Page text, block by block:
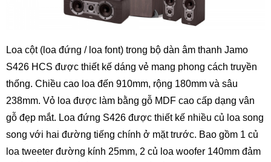
Loa cột (loa đứng / loa font) trong bộ dàn âm thanh Jamo
S426 HCS được thiết kế dáng vẻ mang phong cách truyền
thống. Chiều cao loa đến 910mm, rộng 180mm và sâu
238mm. Vỏ loa được làm bằng gỗ MDF cao cấp dạng vân
gỗ đẹp mắt. Loa đứng S426 được thiết kế nhiều củ loa song
song với hai đường tiếng chính ở mặt trước. Bao gồm 1 củ
loa tweeter đường kính 25mm, 2 củ loa woofer 140mm đảm